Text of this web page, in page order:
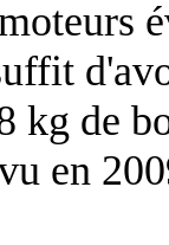
kg de
en